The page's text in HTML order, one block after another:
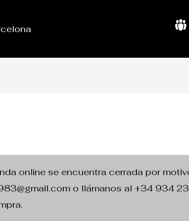
S
e
online se encuentra cerrada por
o llámanos al +34 934